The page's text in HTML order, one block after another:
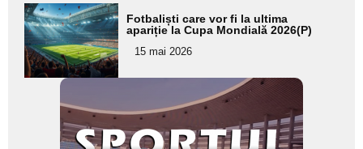
Adaugă
aici textul
pentru
subtitlu
Fotbaliști care vor fi la ultima
apariție la Cupa Mondială 2026(P)
15 mai 2026